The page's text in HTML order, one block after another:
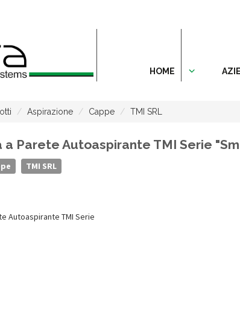
HOME
Aspirazione Cappe TMI SRL
a Parete Autoaspirante TMI Serie
TMI SRL